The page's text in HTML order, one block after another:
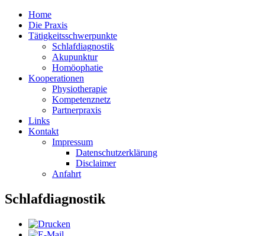
Home
Die Praxis
Tätigkeitsschwerpunkte
Schlafdiagnostik
Akupunktur
Homöophatie
Kooperationen
Physiotherapie
Kompetenznetz
Partnerpraxis
Links
Kontakt
Impressum
Datenschutzerklärung
Disclaimer
Anfahrt
Schlafdiagnostik